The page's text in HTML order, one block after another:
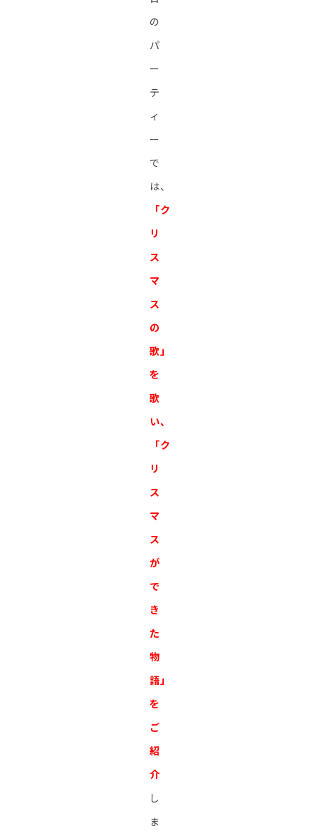
の
パ
ー
テ
ィ
ー
で
は、
「ク
リ
ス
マ
ス
の
歌」
を
歌
い、
「ク
リ
ス
マ
ス
が
で
き
た
物
語」
を
ご
紹
介
し
ま